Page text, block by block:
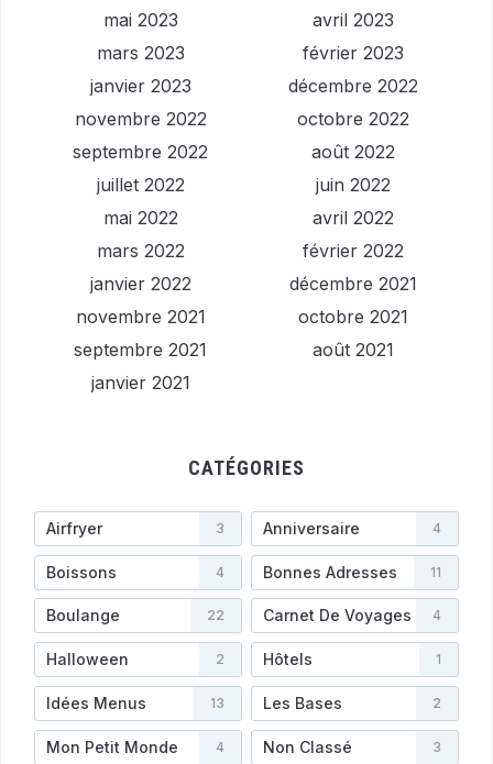
mai 2023
avril 2023
mars 2023
février 2023
janvier 2023
décembre 2022
novembre 2022
octobre 2022
septembre 2022
août 2022
juillet 2022
juin 2022
mai 2022
avril 2022
mars 2022
février 2022
janvier 2022
décembre 2021
novembre 2021
octobre 2021
septembre 2021
août 2021
janvier 2021
CATÉGORIES
Airfryer 3 Anniversaire 4
Boissons 4 Bonnes Adresses 11
Boulange 22 Carnet De Voyages 4
Halloween 2 Hôtels 1
Idées Menus 13 Les Bases 2
Mon Petit Monde 4 Non Classé 3